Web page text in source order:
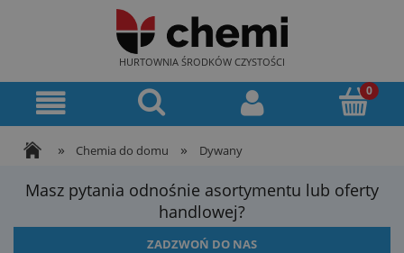
HURTOWNIA ŚRODKÓW CZYSTOŚCI
» Chemia do domu » Dywany
Masz pytania odnośnie asortymentu lub oferty
handlowej?
ZADZWOŃ DO NAS